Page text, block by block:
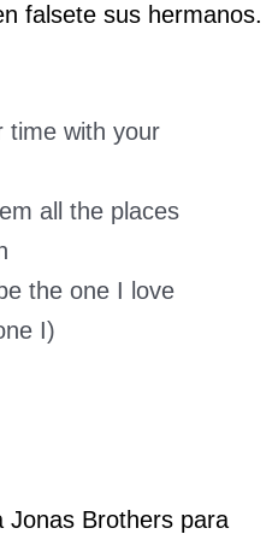
falsete sus hermanos.
time with your
all the places
the one I love
I)
Jonas Brothers para